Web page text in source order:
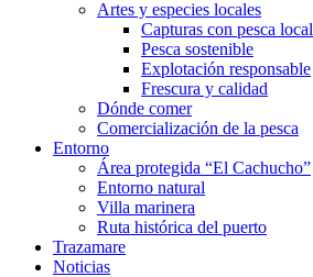
Artes y especies locales
Capturas con pesca local
Pesca sostenible
Explotación responsable
Frescura y calidad
Dónde comer
Comercialización de la pesca
Entorno
Área protegida “El Cachucho”
Entorno natural
Villa marinera
Ruta histórica del puerto
Trazamare
Noticias